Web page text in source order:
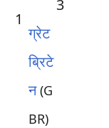
1
ग्रेट
ब्रिटे
न (G
BR)
3